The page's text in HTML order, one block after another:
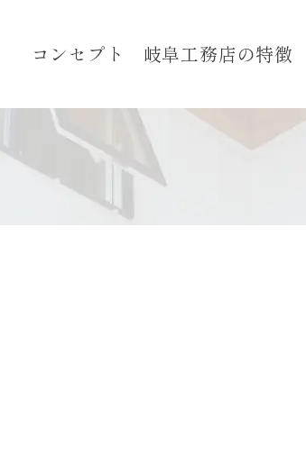
コンセプト 岐阜工務店の特徴